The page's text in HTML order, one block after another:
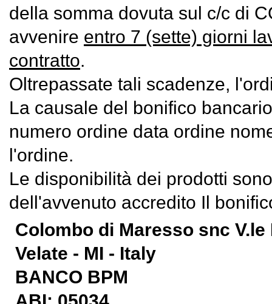
della somma dovuta sul c/c di
avvenire entro 7 (sette) giorni
contratto.
Oltrepassate tali scadenze,
La causale del bonifico
numero ordine data ordine
l'ordine.
Le disponibilità dei prodotti
dell'avvenuto accredito Il
Colombo di Maresso snc
Velate - MI - Italy
BANCO BPM